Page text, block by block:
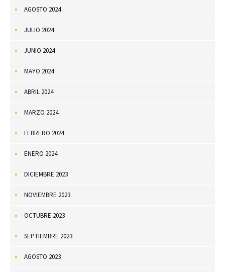
AGOSTO 2024
JULIO 2024
JUNIO 2024
MAYO 2024
ABRIL 2024
MARZO 2024
FEBRERO 2024
ENERO 2024
DICIEMBRE 2023
NOVIEMBRE 2023
OCTUBRE 2023
SEPTIEMBRE 2023
AGOSTO 2023